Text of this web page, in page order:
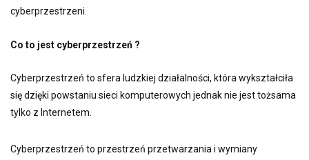
cyberprzestrzeni.
Co to jest cyberprzestrzeń ?
Cyberprzestrzeń to sfera ludzkiej działalności, która wykształciła
się dzięki powstaniu sieci komputerowych jednak nie jest tożsama
tylko z Internetem.
Cyberprzestrzeń to przestrzeń przetwarzania i wymiany